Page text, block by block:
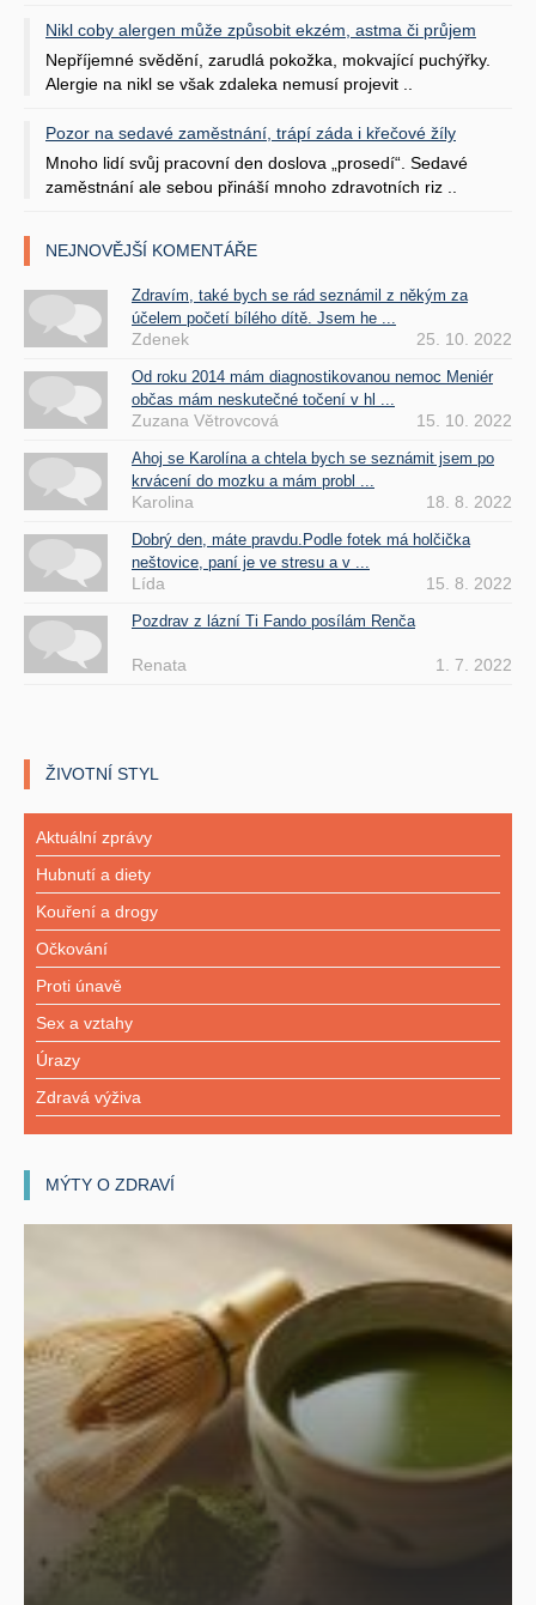
Nikl coby alergen může způsobit ekzém, astma či průjem
Nepříjemné svědění, zarudlá pokožka, mokvající puchýřky.
Alergie na nikl se však zdaleka nemusí projevit ..
Pozor na sedavé zaměstnání, trápí záda i křečové žíly
Mnoho lidí svůj pracovní den doslova „prosedí“. Sedavé
zaměstnání ale sebou přináší mnoho zdravotních riz ..
NEJNOVĚJŠÍ KOMENTÁŘE
Zdravím, také bych se rád seznámil z někým za
účelem početí bílého dítě. Jsem he ...
Zdenek 25. 10. 2022
Od roku 2014 mám diagnostikovanou nemoc Meniér
občas mám neskutečné točení v hl ...
Zuzana Větrovcová 15. 10. 2022
Ahoj se Karolína a chtela bych se seznámit jsem po
krvácení do mozku a mám probl ...
Karolina 18. 8. 2022
Dobrý den, máte pravdu.Podle fotek má holčička
neštovice, paní je ve stresu a v ...
Lída 15. 8. 2022
Pozdrav z lázní Ti Fando posílám Renča
Renata 1. 7. 2022
ŽIVOTNÍ STYL
Aktuální zprávy
Hubnutí a diety
Kouření a drogy
Očkování
Proti únavě
Sex a vztahy
Úrazy
Zdravá výživa
MÝTY O ZDRAVÍ